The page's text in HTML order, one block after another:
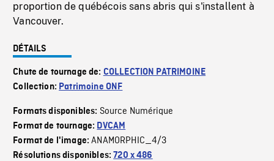
proportion de québécois sans abris qui s'installent à
Vancouver.
DÉTAILS
Chute de tournage de: COLLECTION PATRIMOINE
Collection: Patrimoine ONF
Formats disponibles: Source Numérique
Format de tournage: DVCAM
Format de l'image:ANAMORPHIC_4/3
Résolutions disponibles:720 x 486